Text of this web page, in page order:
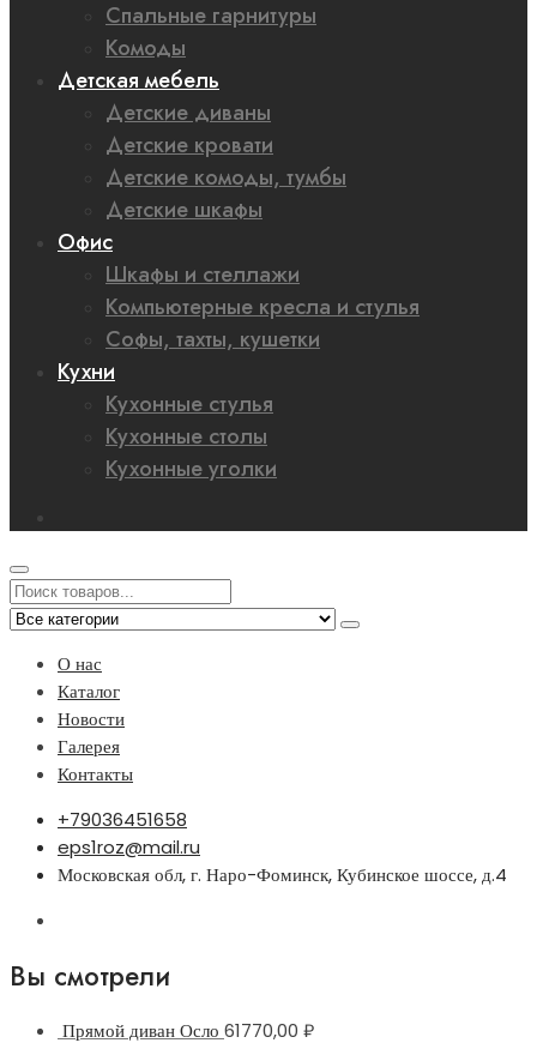
Спальные гарнитуры
Комоды
Детская мебель
Детские диваны
Детские кровати
Детские комоды, тумбы
Детские шкафы
Офис
Шкафы и стеллажи
Компьютерные кресла и стулья
Софы, тахты, кушетки
Кухни
Кухонные стулья
Кухонные столы
Кухонные уголки
О нас
Каталог
Новости
Галерея
Контакты
+79036451658
eps1roz@mail.ru
Московская обл, г. Наро-Фоминск, Кубинское шоссе, д.4
Вы смотрели
Прямой диван Осло 61770,00 ₽